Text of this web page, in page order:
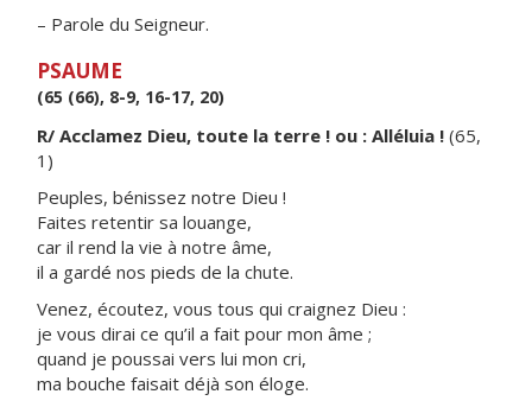
– Parole du Seigneur.
PSAUME
(65 (66), 8-9, 16-17, 20)
R/ Acclamez Dieu, toute la terre ! ou : Alléluia ! (65,
1)
Peuples, bénissez notre Dieu !
Faites retentir sa louange,
car il rend la vie à notre âme,
il a gardé nos pieds de la chute.
Venez, écoutez, vous tous qui craignez Dieu :
je vous dirai ce qu’il a fait pour mon âme ;
quand je poussai vers lui mon cri,
ma bouche faisait déjà son éloge.